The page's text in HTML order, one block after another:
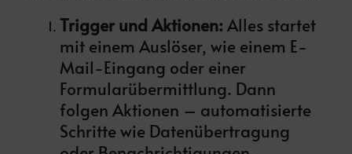
Trigger und Aktionen: Alles startet
mit einem Auslöser, wie einem E-
Mail-Eingang oder einer
Formularübermittlung. Dann
folgen Aktionen – automatisierte
Schritte wie Datenübertragung